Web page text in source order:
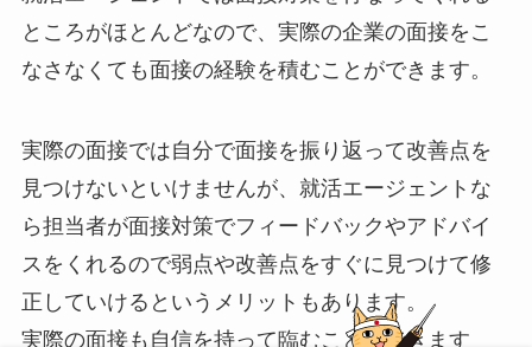
ところがほとんどなので、実際の企業の面接をこ
なさなくても面接の経験を積むことができます。
実際の面接では自分で面接を振り返って改善点を
見つけないといけませんが、就活エージェントな
ら担当者が面接対策でフィードバックやアドバイ
スをくれるので弱点や改善点をすぐに見つけて修
正していけるというメリットもあります。
実際の面接も自信を持って臨むことができます